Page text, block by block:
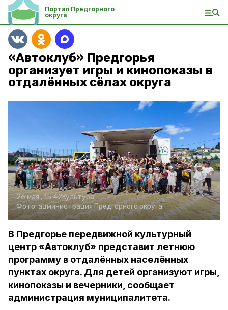
Портал Предгорного
округа
«Автоклуб» Предгорья
организует игры и кинопоказы в
отдалённых сёлах округа
26 мая , 15:42Культура
Фото:администрация Предгорного округа
В Предгорье передвижной культурный
центр «Автоклуб» представит летнюю
программу в отдалённых населённых
пунктах округа. Для детей организуют игры,
кинопоказы и вечерники, сообщает
администрация муниципалитета.